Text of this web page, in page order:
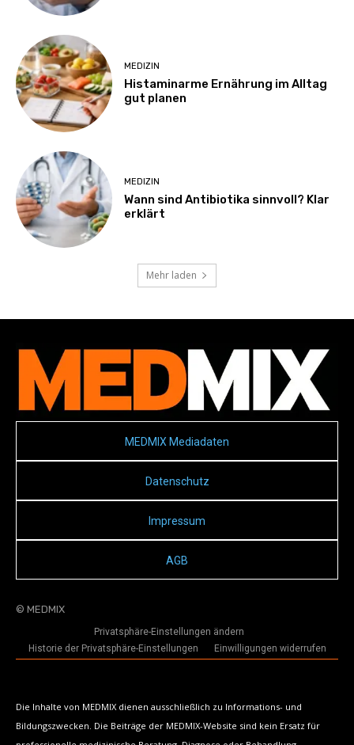
MEDIZIN
Histaminarme Ernährung im Alltag
gut planen
MEDIZIN
Wann sind Antibiotika sinnvoll? Klar
erklärt
Mehr laden
MEDMIX Mediadaten
Datenschutz
Impressum
AGB
© MEDMIX
Privatsphäre-Einstellungen ändern
Historie der Privatsphäre-Einstellungen
Einwilligungen widerrufen
Die Inhalte von MEDMIX dienen ausschließlich zu Informations- und
Bildungszwecken. Die Beiträge der MEDMIX-Website sind kein Ersatz für